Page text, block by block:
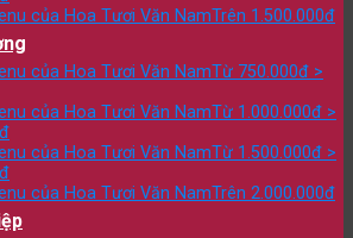
Trên 1.500.000đ
Từ 750.000đ >
Từ 1.000.000đ >
Từ 1.500.000đ >
Trên 2.000.000đ